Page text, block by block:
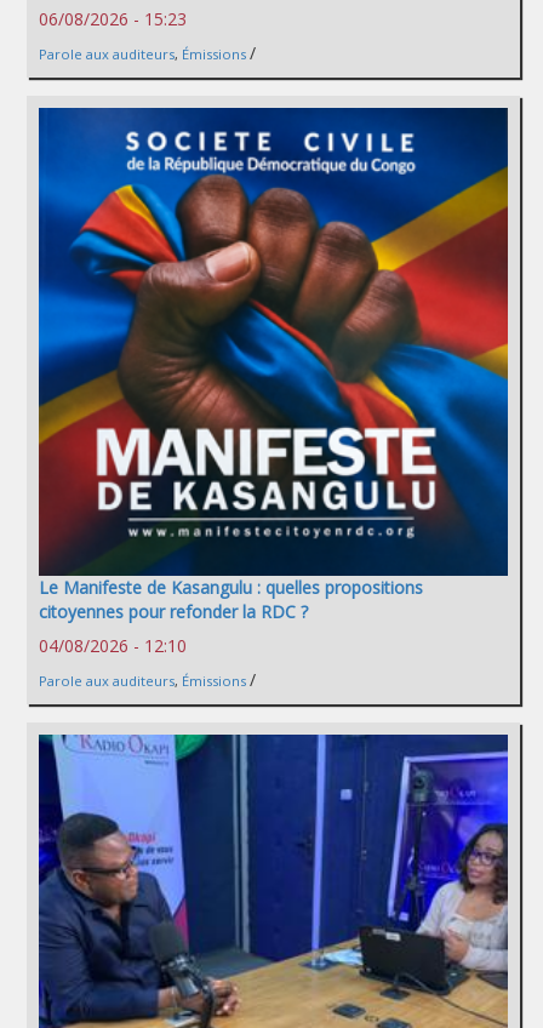
06/08/2026 - 15:23
Parole aux auditeurs, Émissions /
Le Manifeste de Kasangulu : quelles propositions
citoyennes pour refonder la RDC ?
04/08/2026 - 12:10
Parole aux auditeurs, Émissions /